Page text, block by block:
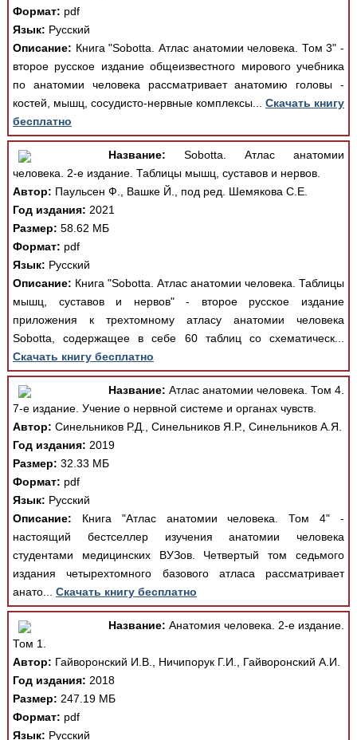
Формат: pdf
Язык: Русский
Описание: Книга "Sobotta. Атлас анатомии человека. Том 3" -
второе русское издание общеизвестного мирового учебника
по анатомии человека рассматривает анатомию головы -
костей, мышц, сосудисто-нервные комплексы...Скачать книгу
бесплатно
Название: Sobotta. Атлас анатомии
человека. 2-е издание. Таблицы мышц, суставов и нервов.
Автор: Паульсен Ф., Вашке Й., под ред. Шемякова С.Е.
Год издания: 2021
Размер: 58.62 МБ
Формат: pdf
Язык: Русский
Описание: Книга "Sobotta. Атлас анатомии человека. Таблицы
мышц, суставов и нервов" - второе русское издание
приложения к трехтомному атласу анатомии человека
Sobotta, содержащее в себе 60 таблиц со схематическ...
Скачать книгу бесплатно
Название: Атлас анатомии человека. Том 4.
7-е издание. Учение о нервной системе и органах чувств.
Автор: Синельников Р.Д., Синельников Я.Р., Синельников А.Я.
Год издания: 2019
Размер: 32.33 МБ
Формат: pdf
Язык: Русский
Описание: Книга "Атлас анатомии человека. Том 4" -
настоящий бестселлер изучения анатомии человека
студентами медицинских ВУЗов. Четвертый том седьмого
издания четырехтомного базового атласа рассматривает
анато... Скачать книгу бесплатно
Название: Анатомия человека. 2-е издание.
Том 1.
Автор: Гайворонский И.В., Ничипорук Г.И., Гайворонский А.И.
Год издания: 2018
Размер: 247.19 МБ
Формат: pdf
Язык: Русский